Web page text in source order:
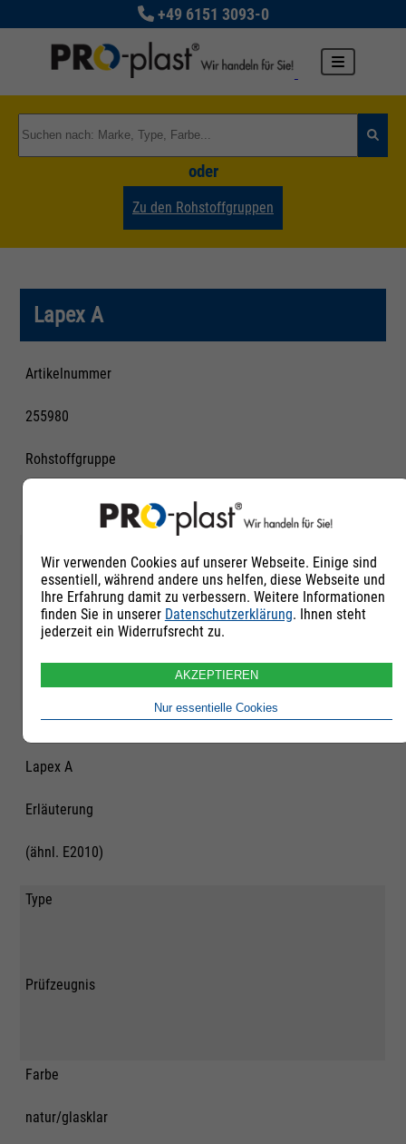
+49 6151 3093-0
oder
Zu den Rohstoffgruppen
Lapex A
Artikelnummer
255980
Rohstoffgruppe
Neuware
Untergruppe
Handelsname
Lapex A
Erläuterung
(ähnl. E2010)
Type
Prüfzeugnis
Farbe
natur/glasklar
Wir verwenden Cookies auf unserer Webseite. Einige sind
essentiell, während andere uns helfen, diese Webseite und
Ihre Erfahrung damit zu verbessern. Weitere Informationen
finden Sie in unserer Datenschutzerklärung. Ihnen steht
jederzeit ein Widerrufsrecht zu.
AKZEPTIEREN
Nur essentielle Cookies